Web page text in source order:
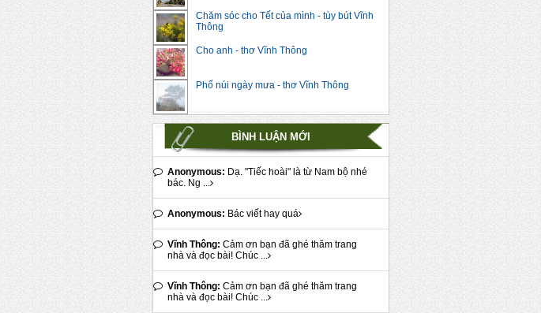
Chăm sóc cho Tết của mình - tùy bút Vĩnh
Thông
Cho anh - thơ Vĩnh Thông
Phố núi ngày mưa - thơ Vĩnh Thông
BÌNH LUẬN MỚI
Anonymous: Dạ. "Tiếc hoài" là từ Nam bộ nhé
bác. Ng ...
Anonymous: Bác viết hay quá
Vĩnh Thông: Cảm ơn bạn đã ghé thăm trang
nhà và đọc bài! Chúc ...
Vĩnh Thông: Cảm ơn bạn đã ghé thăm trang
nhà và đọc bài! Chúc ...